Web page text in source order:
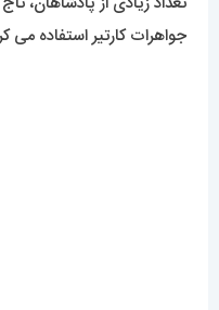
جواهرات کارتیر استفاده می